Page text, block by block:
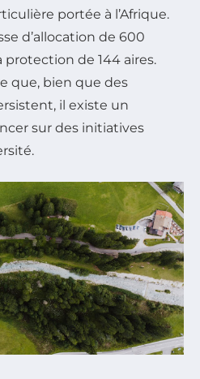
portée à l’Afrique.
d’allocation de 600
protection de 144 aires.
que, bien que des
il existe un
sur des initiatives